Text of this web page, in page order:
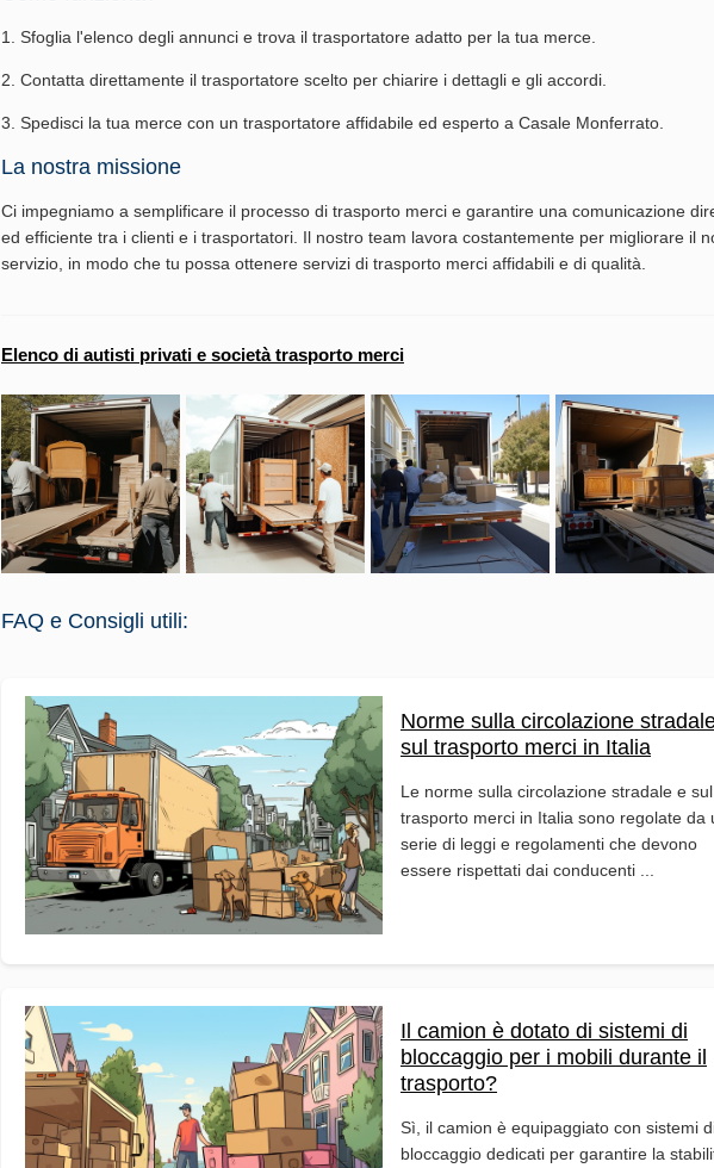
1. Sfoglia l'elenco degli annunci e trova il trasportatore adatto per la tua merce.
2. Contatta direttamente il trasportatore scelto per chiarire i dettagli e gli accordi.
3. Spedisci la tua merce con un trasportatore affidabile ed esperto a Casale Monferrato.
La nostra missione
Ci impegniamo a semplificare il processo di trasporto merci e garantire una comunicazione
ed efficiente tra i clienti e i trasportatori. Il nostro team lavora costantemente per migliorare il
servizio, in modo che tu possa ottenere servizi di trasporto merci affidabili e di qualità.
Elenco di autisti privati e società trasporto merci
FAQ e Consigli utili:
Norme sulla circolazione
sul trasporto merci in Italia
Le norme sulla circolazione stradale e sul
trasporto merci in Italia sono regolate da
serie di leggi e regolamenti che devono
essere rispettati dai conducenti ...
Il camion è dotato di sistemi di
bloccaggio per i mobili durante il
trasporto?
Sì, il camion è equipaggiato con sistemi
bloccaggio dedicati per garantire la